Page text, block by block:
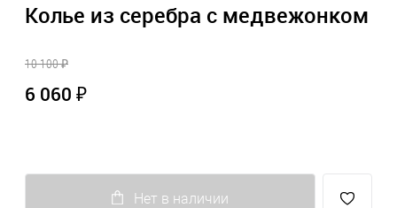
Колье из серебра с медвежонком
10 100 ₽
6 060 ₽
Нет в наличии